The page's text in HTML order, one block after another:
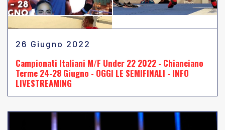
26 Giugno 2022
Campionati Italiani M/F Under 22 2022 - Chianciano
Terme 24-28 Giugno - OGGI LE SEMIFINALI - INFO
LIVESTREAMING